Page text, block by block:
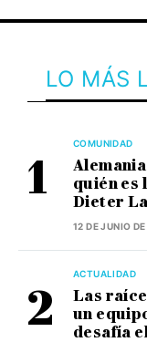
LO MÁS
COMUNIDAD
quién es
Dieter
12 DE JUNIO
ACTUALIDAD
Las
un
desafía